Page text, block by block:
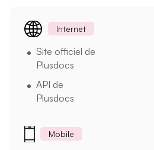
Internet
Site officiel de
Plusdocs
API de
Plusdocs
Mobile